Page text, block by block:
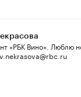
«РБК Вино». Люблю